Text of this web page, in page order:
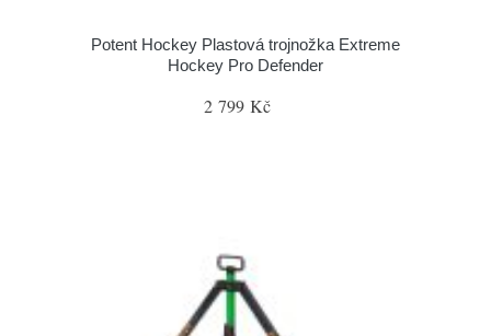
Potent Hockey Plastová trojnožka Extreme
Hockey Pro Defender
2 799 Kč